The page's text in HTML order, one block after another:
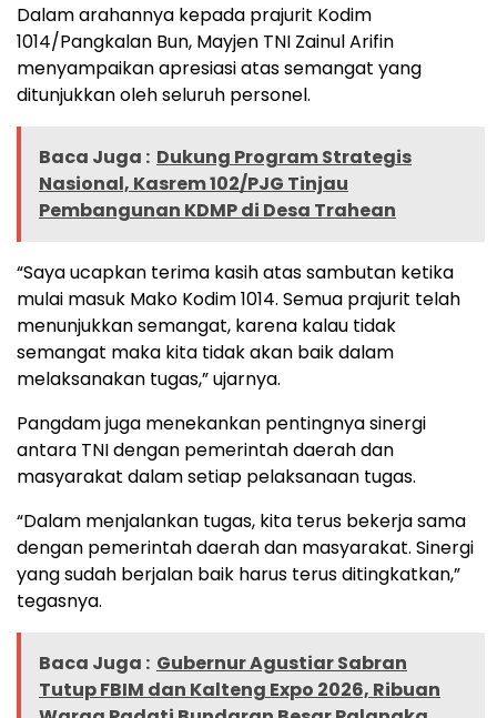
Dalam arahannya kepada prajurit Kodim
1014/Pangkalan Bun, Mayjen TNI Zainul Arifin
menyampaikan apresiasi atas semangat yang
ditunjukkan oleh seluruh personel.
Baca Juga : Dukung Program Strategis
Nasional, Kasrem 102/PJG Tinjau
Pembangunan KDMP di Desa Trahean
“Saya ucapkan terima kasih atas sambutan ketika
mulai masuk Mako Kodim 1014. Semua prajurit telah
menunjukkan semangat, karena kalau tidak
semangat maka kita tidak akan baik dalam
melaksanakan tugas,” ujarnya.
Pangdam juga menekankan pentingnya sinergi
antara TNI dengan pemerintah daerah dan
masyarakat dalam setiap pelaksanaan tugas.
“Dalam menjalankan tugas, kita terus bekerja sama
dengan pemerintah daerah dan masyarakat. Sinergi
yang sudah berjalan baik harus terus ditingkatkan,”
tegasnya.
Baca Juga : Gubernur Agustiar Sabran
Tutup FBIM dan Kalteng Expo 2026, Ribuan